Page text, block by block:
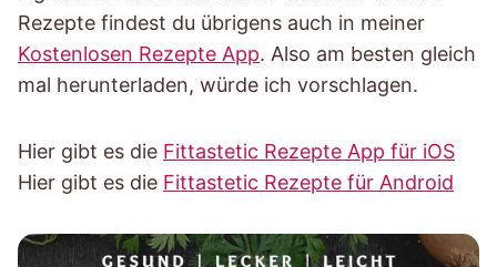
Rezepte findest du übrigens auch in meiner
Kostenlosen Rezepte App. Also am besten gleich
mal herunterladen, würde ich vorschlagen.
Hier gibt es die Fittastetic Rezepte App für iOS
Hier gibt es die Fittastetic Rezepte für Android